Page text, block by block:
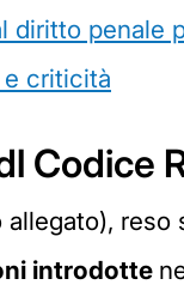
diritto penale
criticità
Codice
introdotte